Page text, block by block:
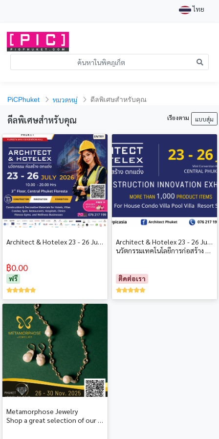
ไทย
PiCPhuket หมวดหมู่ ดีลพิเศษสำหรับคุณ
ดีลพิเศษสำหรับคุณ เรียงตาม แบบสุ่ม
Architect & Hotelex 23 - 26 July 2026 at 3rd. FL. Central Phuket นวัตกรรมเทคโนโลยีการก่อสร้าง การบำรุงรักษาอาคาร เฟอร์นิเจอร์ ของตกแต่งภายใน ภายนอก และของใช้ในโรงแรม รีสอร์ท สปา
฿0.00
ฟรี
Architect & Hotelex 23 - 26 July 2026 at 3rd. FL. Central Phuket
นวัตกรรมเทคโนโลยีการก่อสร้าง การบำรุงรักษาอาคาร เฟอร์นิเจอร์ ของตกแต่งภายใน ภายนอก และของใช้ในโรงแรม รีสอร์ท สปา
ติดต่อเรา
Metamorphose Jewelry
Shop a great selection of our fabulous fine fashion jewelry. Gemstone mixologist, sustainable and in